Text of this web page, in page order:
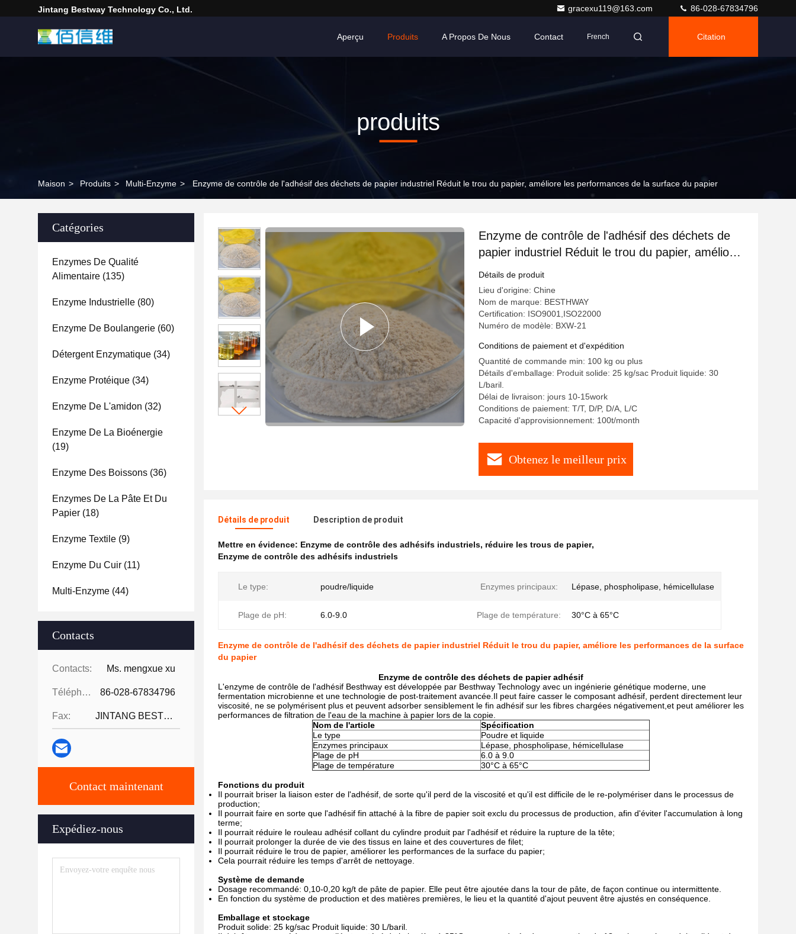
Jintang Bestway Technology Co., Ltd. gracexu119@163.com 86-028-67834796
Aperçu Produits A Propos De Nous Contact French Citation
produits
Maison > Produits > Multi-Enzyme > Enzyme de contrôle de l'adhésif des déchets de papier industriel Réduit le trou du papier, améliore les performances de la surface du papier
Catégories
Enzymes De Qualité
Alimentaire (135)
Enzyme Industrielle (80)
Enzyme De Boulangerie (60)
Détergent Enzymatique (34)
Enzyme Protéique (34)
Enzyme De L'amidon (32)
Enzyme De La Bioénergie
(19)
Enzyme Des Boissons (36)
Enzymes De La Pâte Et Du
Papier (18)
Enzyme Textile (9)
Enzyme Du Cuir (11)
Multi-Enzyme (44)
Contacts
Contacts: Ms. mengxue xu
Téléphone: 86-028-67834796
Fax: JINTANG BESTWAY TECHNOLOGY CO
Contact maintenant
Expédiez-nous
Enzyme de contrôle de l'adhésif des déchets de
papier industriel Réduit le trou du papier, améliore
les performances de la surface du papier
Détails de produit
Lieu d'origine: Chine
Nom de marque: BESTHWAY
Certification: ISO9001,ISO22000
Numéro de modèle: BXW-21
Conditions de paiement et d'expédition
Quantité de commande min: 100 kg ou plus
Détails d'emballage: Produit solide: 25 kg/sac Produit liquide: 30
L/baril.
Délai de livraison: jours 10-15work
Conditions de paiement: T/T, D/P, D/A, L/C
Capacité d'approvisionnement: 100t/month
Obtenez le meilleur prix
Détails de produit Description de produit
Mettre en évidence: Enzyme de contrôle des adhésifs industriels, réduire les trous de papier,
Enzyme de contrôle des adhésifs industriels
Le type: poudre/liquide Enzymes principaux: Lépase, phospholipase, hémicellulase
Plage de pH: 6.0-9.0 Plage de température: 30°C à 65°C
Enzyme de contrôle de l'adhésif des déchets de papier industriel Réduit le trou du papier, améliore les performances de la surface
du papier
Enzyme de contrôle des déchets de papier adhésif
L'enzyme de contrôle de l'adhésif Besthway est développée par Besthway Technology avec un ingénierie génétique moderne, une
fermentation microbienne et une technologie de post-traitement avancée.Il peut faire casser le composant adhésif, perdent directement leur
viscosité, ne se polymérisent plus et peuvent adsorber sensiblement le fin adhésif sur les fibres chargées négativement,et peut améliorer les
performances de filtration de l'eau de la machine à papier lors de la copie.
Nom de l'article
Spécification
Le type
Poudre et liquide
Enzymes principaux
Lépase, phospholipase, hémicellulase
Plage de pH
6.0 à 9.0
Plage de température
30°C à 65°C
Fonctions du produit
Il pourrait briser la liaison ester de l'adhésif, de sorte qu'il perd de la viscosité et qu'il est difficile de le re-polymériser dans le processus de
production;
Il pourrait faire en sorte que l'adhésif fin attaché à la fibre de papier soit exclu du processus de production, afin d'éviter l'accumulation à long
terme;
Il pourrait réduire le rouleau adhésif collant du cylindre produit par l'adhésif et réduire la rupture de la tête;
Il pourrait prolonger la durée de vie des tissus en laine et des couvertures de filet;
Il pourrait réduire le trou de papier, améliorer les performances de la surface du papier;
Cela pourrait réduire les temps d'arrêt de nettoyage.
Système de demande
Dosage recommandé: 0,10-0,20 kg/t de pâte de papier. Elle peut être ajoutée dans la tour de pâte, de façon continue ou intermittente.
En fonction du système de production et des matières premières, le lieu et la quantité d'ajout peuvent être ajustés en conséquence.
Emballage et stockage
Produit solide: 25 kg/sac Produit liquide: 30 L/baril.